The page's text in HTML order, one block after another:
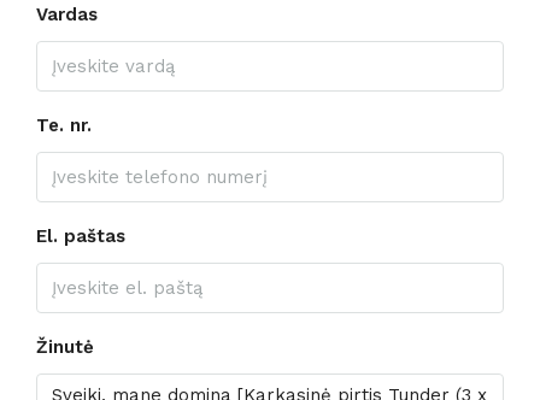
Vardas
Te. nr.
El. paštas
Žinutė